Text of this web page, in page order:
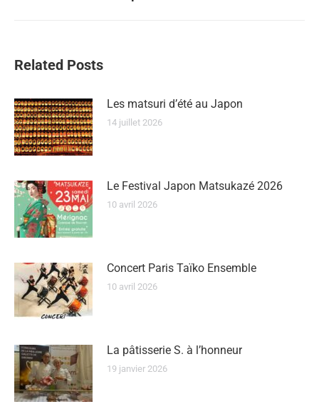
Related Posts
Les matsuri d’été au Japon
14 juillet 2026
Le Festival Japon Matsukazé 2026
10 avril 2026
Concert Paris Taïko Ensemble
10 avril 2026
La pâtisserie S. à l’honneur
19 janvier 2026